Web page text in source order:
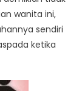
wanita ini,
sendiri
ketika